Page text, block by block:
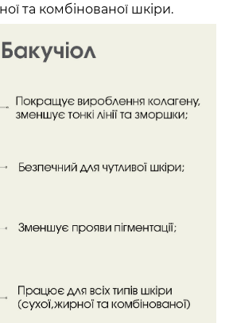
та комбінованої шкіри.